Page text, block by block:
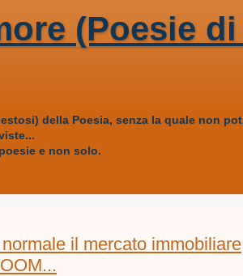
(Poesie
della Poesia, senza la quale non
e non solo.
il mercato immobiliare